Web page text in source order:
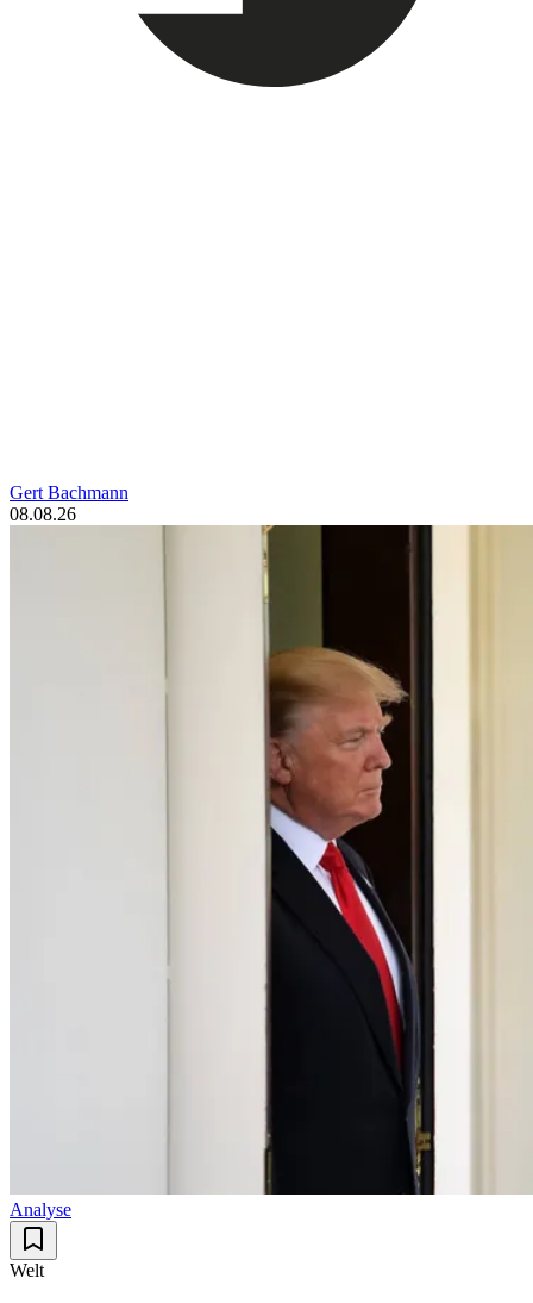
Gert Bachmann
08.08.26
Analyse
Welt